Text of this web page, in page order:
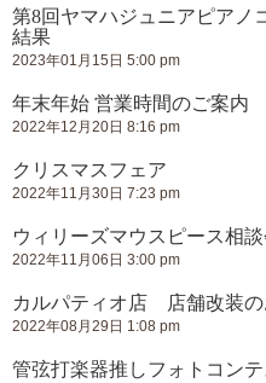
第8回ヤマハジュニアピア
結果
2023年01月15日 5:00 pm
年末年始 営業時間のご案内
2022年12月20日 8:16 pm
クリスマスフェア
2022年11月30日 7:23 pm
ウィリーズマウスピース相
2022年11月06日 3:00 pm
カルパティオ店 店舗改装の
2022年08月29日 1:08 pm
管弦打楽器推しフォトコンテ